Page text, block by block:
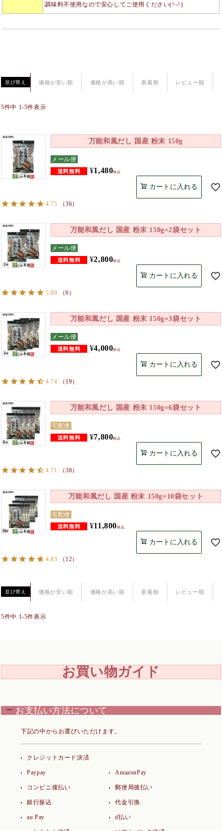
調味料不使用なので安心してご使用ください(^-^)
並び替え 価格が安い順 価格が高い順 新着順 レビュー順
5件中 1-5件表示
万能和風だし 国産 粉末 150g
メール便
¥1,480税込
カートに入れる
4.75 （36）
万能和風だし 国産 粉末 150g×2袋セット
メール便
¥2,800税込
カートに入れる
5.00 （6 ）
万能和風だし 国産 粉末 150g×3袋セット
メール便
¥4,000税込
カートに入れる
4.74 （ 19）
万能和風だし 国産 粉末 150g×6袋セット
宅配便
¥7,800税込
カートに入れる
4.71 （38）
万能和風だし 国産 粉末 150g×10袋セット
宅配便
¥11,800税込
カートに入れる
4.83 （ 12）
並び替え 価格が安い順 価格が高い順 新着順 レビュー順
5件中 1-5件表示
お買い物ガイド
お支払い方法について
下記の中からお選びいただけます。
クレジットカード決済
Paypay AmazonPay
コンビニ後払い 郵便局後払い
銀行振込 代金引換
au Pay d払い